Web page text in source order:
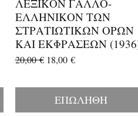
ΛΕΞΙΚΟΝ ΓΑΛΛΟ-
ΕΛΛΗΝΙΚΟΝ ΤΩΝ
ΣΤΡΑΤΙΩΤΙΚΩΝ ΟΡΩΝ
ΚΑΙ ΕΚΦΡΑΣΕΩΝ
Κανονική τιμή
20,00 € Τιμή Έκπτωσης
18,00 €
ΕΠΩΛΗΘΗ